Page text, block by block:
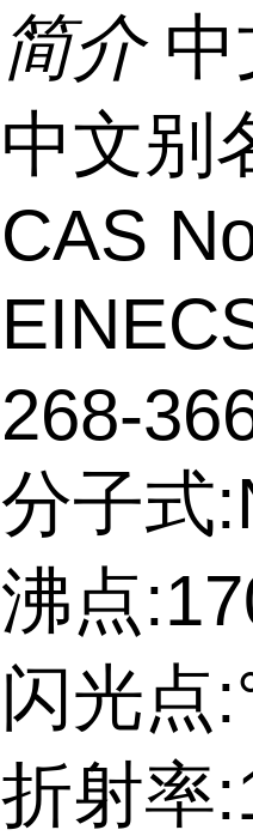
简介
中文别
CAS
268-
分子式
沸点
闪光点
折射率